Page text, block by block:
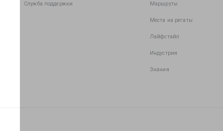
Служба поддержки Маршруты
Места на регаты
Лайфстайл
Индустрия
Знания